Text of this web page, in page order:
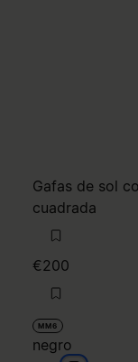
Gafas de sol
cuadrada
€200
MM6
negro